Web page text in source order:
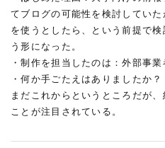
てブログの可能性を検討してい
を使うとしたら、という前提で
う形になった。
・制作を担当したのは：外部事業
・何か手ごたえはありましたか
まだこれからというところだが
ことが注目されている。